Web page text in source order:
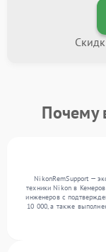
Почему
NikonRemSupport —
техники Nikon в
инженеров с
10 000, а также
поступает свыше 300
сложности и